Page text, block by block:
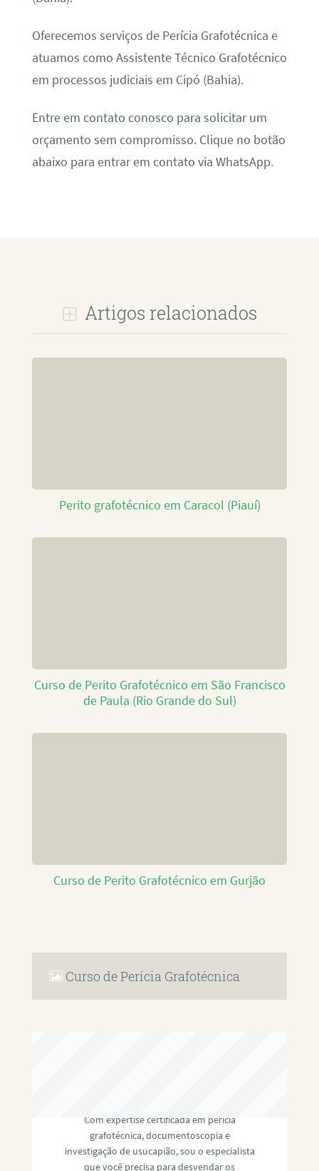
Oferecemos serviços de Perícia Grafotécnica e
atuamos como Assistente Técnico Grafotécnico
em processos judiciais em Cipó (Bahia).
Entre em contato conosco para solicitar um
orçamento sem compromisso. Clique no botão
abaixo para entrar em contato via WhatsApp.
Artigos relacionados
Perito grafotécnico em Caracol (Piauí)
Curso de Perito Grafotécnico em São Francisco
de Paula (Rio Grande do Sul)
Curso de Perito Grafotécnico em Gurjão
Curso de Perícia Grafotécnica
Com expertise certificada em perícia
grafotécnica, documentoscopia e
investigação de usucapião, sou o especialista
que você precisa para desvendar os